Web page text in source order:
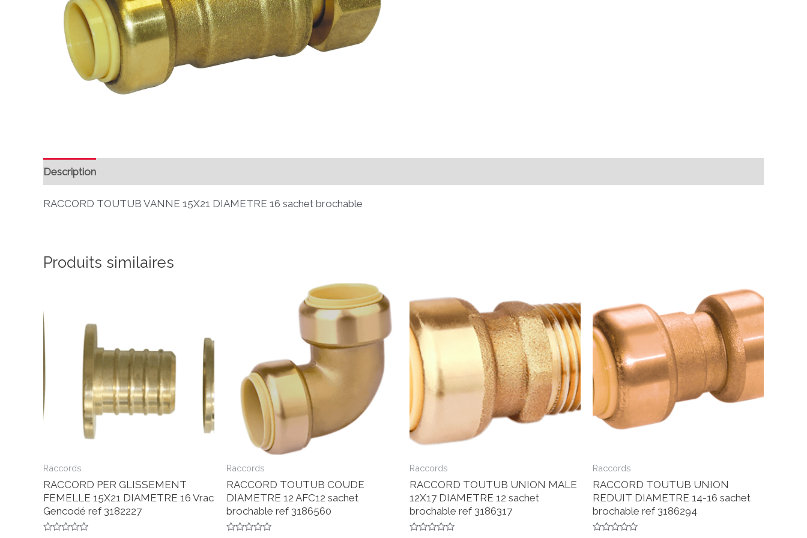
Description
RACCORD TOUTUB VANNE 15X21 DIAMETRE 16 sachet brochable
Produits similaires
Raccords
RACCORD PER GLISSEMENT
FEMELLE 15X21 DIAMETRE 16 Vrac
Gencodé ref 3182227
Raccords
RACCORD TOUTUB COUDE
DIAMETRE 12 AFC12 sachet
brochable ref 3186560
Raccords
RACCORD TOUTUB UNION MALE
12X17 DIAMETRE 12 sachet
brochable ref 3186317
Raccords
RACCORD TOUTUB UNION
REDUIT DIAMETRE 14-16 sachet
brochable ref 3186294